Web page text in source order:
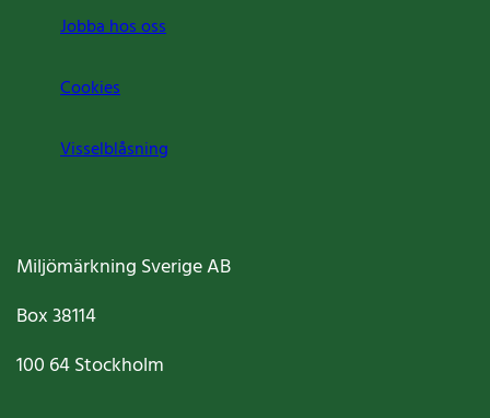
Jobba hos oss
Cookies
Visselblåsning
Miljömärkning Sverige AB
Box38114
100 64Stockholm